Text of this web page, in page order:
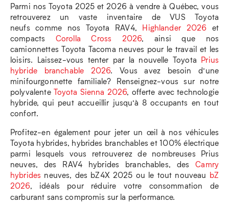
Parmi nos Toyota 2025 et 2026 à vendre à Québec, vous
retrouverez un vaste inventaire de VUS Toyota
neufs comme nos Toyota RAV4, Highlander 2026 et
compacts Corolla Cross 2026, ainsi que nos
camionnettes Toyota Tacoma neuves pour le travail et les
loisirs. Laissez-vous tenter par la nouvelle Toyota Prius
hybride branchable 2026. Vous avez besoin d’une
minifourgonnette familiale? Renseignez-vous sur notre
polyvalente Toyota Sienna 2026, offerte avec technologie
hybride, qui peut accueillir jusqu’à 8 occupants en tout
confort.
Profitez-en également pour jeter un œil à nos véhicules
Toyota hybrides, hybrides branchables et 100% électrique
parmi lesquels vous retrouverez de nombreuses Prius
neuves, des RAV4 hybrides branchables, desCamry
hybrides neuves, des bZ4X 2025 ou le tout nouveau bZ
2026, idéals pour réduire votre consommation de
carburant sans compromis sur la performance.